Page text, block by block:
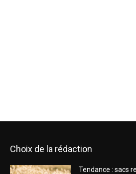
Choix de la rédaction
Tendance : sacs